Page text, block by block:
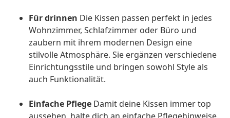
Für drinnen Die Kissen passen perfekt in jedes
Wohnzimmer, Schlafzimmer oder Büro und
zaubern mit ihrem modernen Design eine
stilvolle Atmosphäre. Sie ergänzen verschiedene
Einrichtungsstile und bringen sowohl Style als
auch Funktionalität.
Einfache Pflege Damit deine Kissen immer top